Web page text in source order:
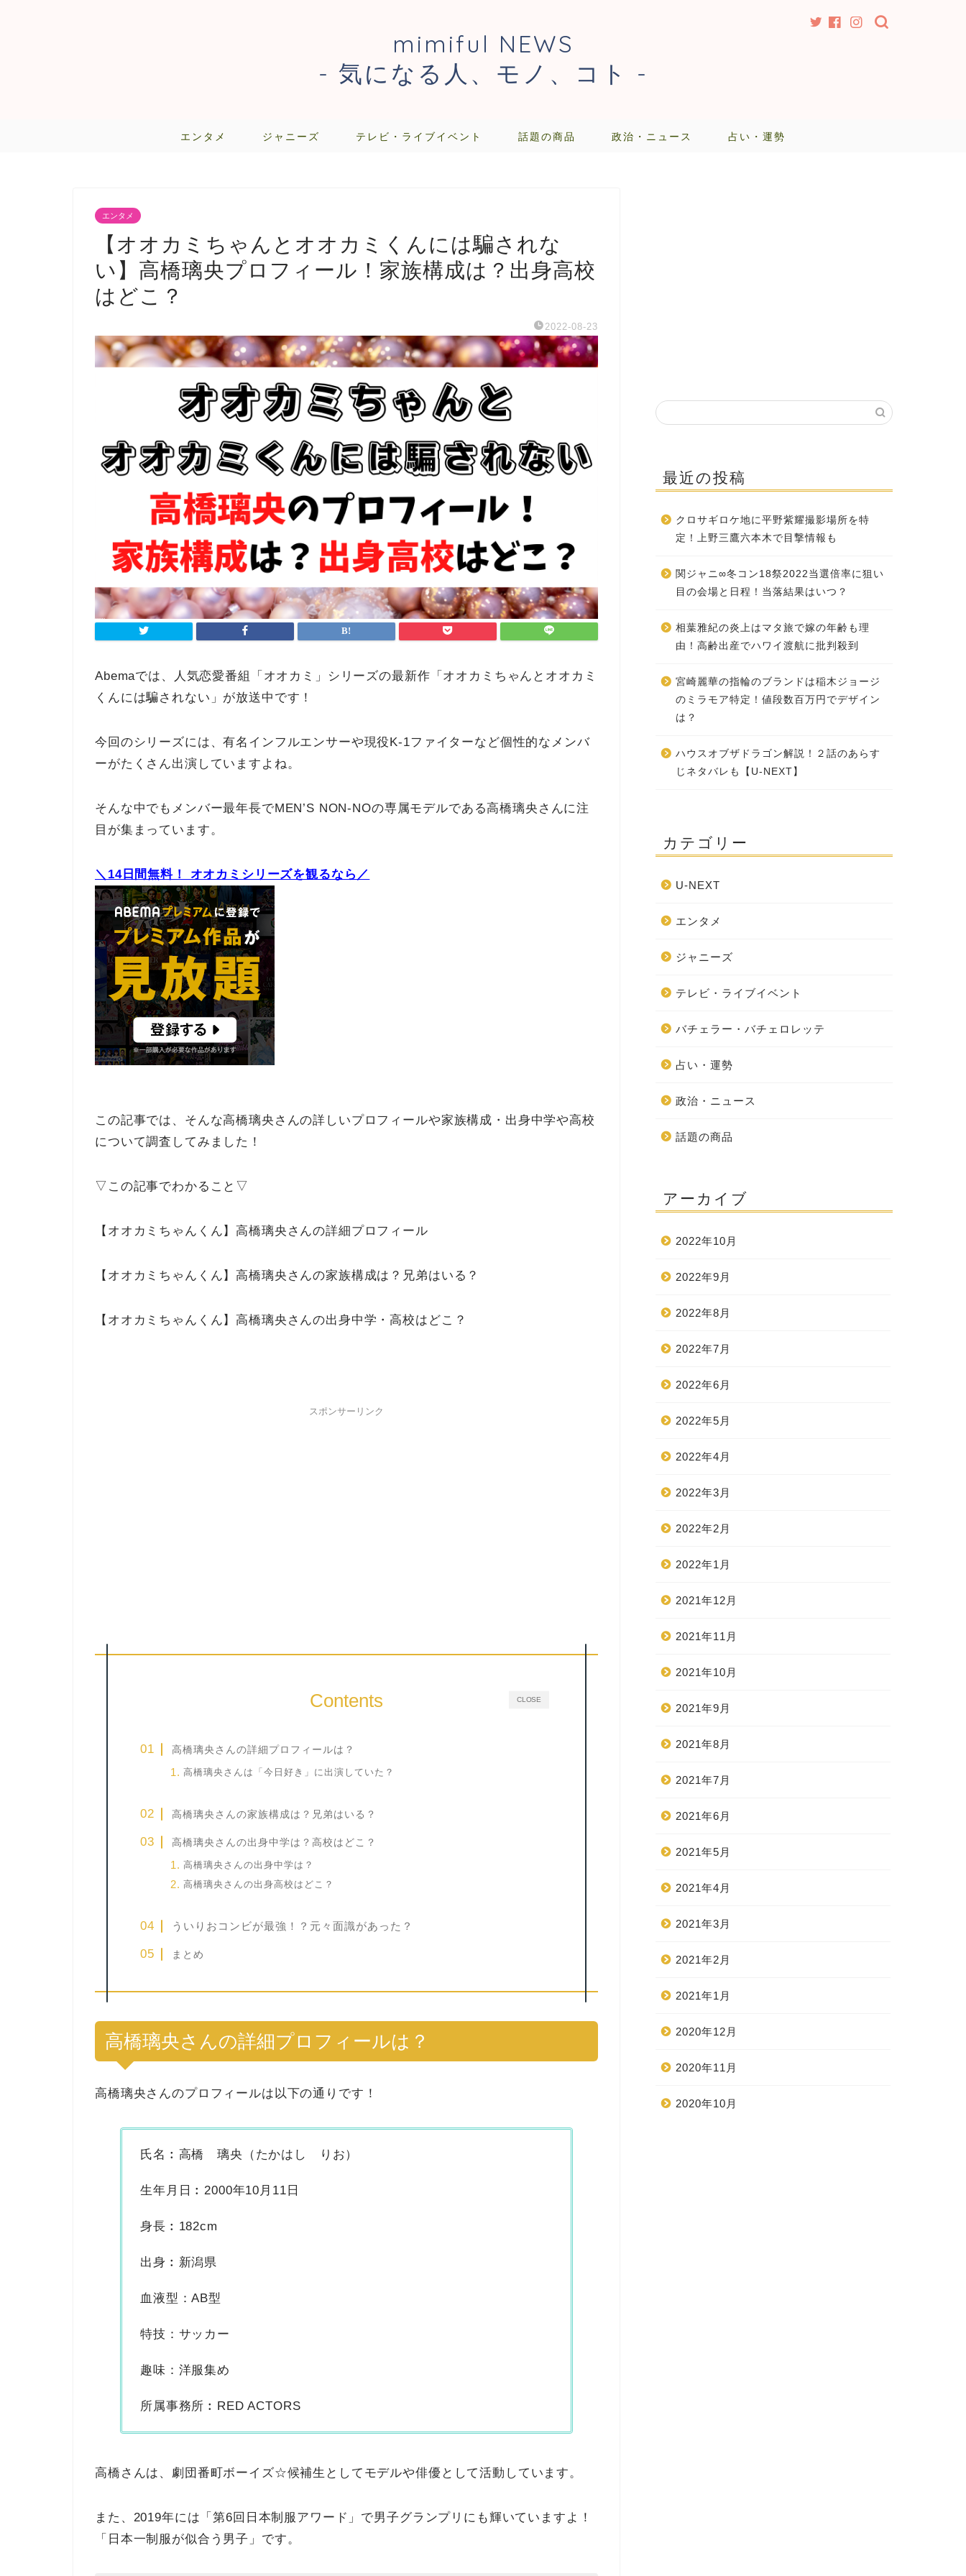
mimiful NEWS
- 気になる人、モノ、コト -
エンタメ ジャニーズ テレビ・ライブイベント 話題の商品 政治・ニュース 占い・運勢
エンタメ
【オオカミちゃんとオオカミくんには騙されな
い】高橋璃央プロフィール！家族構成は？出身高校
はどこ？
2022-08-23
Abemaでは、人気恋愛番組「オオカミ」シリーズの最新作「オオカミちゃんとオオカミ
くんには騙されない」が放送中です！
今回のシリーズには、有名インフルエンサーや現役K-1ファイターなど個性的なメンバ
ーがたくさん出演していますよね。
そんな中でもメンバー最年長でMEN’S NON-NOの専属モデルである高橋璃央さんに注
目が集まっています。
＼14日間無料！ オオカミシリーズを観るなら／
この記事では、そんな高橋璃央さんの詳しいプロフィールや家族構成・出身中学や高校
について調査してみました！
▽この記事でわかること▽
【オオカミちゃんくん】高橋璃央さんの詳細プロフィール
【オオカミちゃんくん】高橋璃央さんの家族構成は？兄弟はいる？
【オオカミちゃんくん】高橋璃央さんの出身中学・高校はどこ？
スポンサーリンク
CLOSE
Contents
高橋璃央さんの詳細プロフィールは？
高橋璃央さんは「今日好き」に出演していた？
高橋璃央さんの家族構成は？兄弟はいる？
高橋璃央さんの出身中学は？高校はどこ？
高橋璃央さんの出身中学は？
高橋璃央さんの出身高校はどこ？
ういりおコンビが最強！？元々面識があった？
まとめ
高橋璃央さんの詳細プロフィールは？
高橋璃央さんのプロフィールは以下の通りです！
氏名︰ 高橋 璃央 （たかはし りお）
生年月日︰2000年10月11日
身長︰182cm
出身︰新潟県
血液型：AB型
特技：サッカー
趣味：洋服集め
所属事務所︰RED ACTORS
高橋さんは、劇団番町ボーイズ☆候補生としてモデルや俳優として活動しています。
また、2019年には「第6回日本制服アワード」で男子グランプリにも輝いていますよ！
「日本一制服が似合う男子」です。
最近の投稿
クロサギロケ地に平野紫耀撮影場所を特
定！上野三鷹六本木で目撃情報も
関ジャニ∞冬コン18祭2022当選倍率に狙い
目の会場と日程！当落結果はいつ？
相葉雅紀の炎上はマタ旅で嫁の年齢も理
由！高齢出産でハワイ渡航に批判殺到
宮崎麗華の指輪のブランドは稲木ジョージ
のミラモア特定！値段数百万円でデザイン
は？
ハウスオブザドラゴン解説！２話のあらす
じネタバレも【U-NEXT】
カテゴリー
U-NEXT
エンタメ
ジャニーズ
テレビ・ライブイベント
バチェラー・バチェロレッテ
占い・運勢
政治・ニュース
話題の商品
アーカイブ
2022年10月
2022年9月
2022年8月
2022年7月
2022年6月
2022年5月
2022年4月
2022年3月
2022年2月
2022年1月
2021年12月
2021年11月
2021年10月
2021年9月
2021年8月
2021年7月
2021年6月
2021年5月
2021年4月
2021年3月
2021年2月
2021年1月
2020年12月
2020年11月
2020年10月